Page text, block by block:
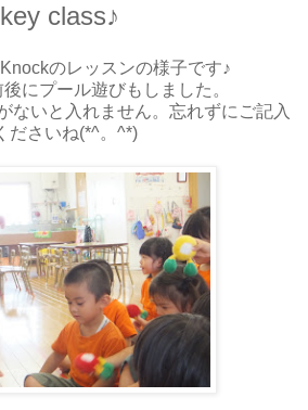
class♪
のレッスンの様子です♪
にプール遊びもしました。
ないと入れません。忘れずにご記入
ださいね(*^。^*)